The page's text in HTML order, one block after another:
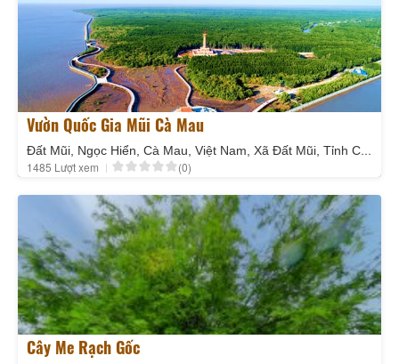
Vườn Quốc Gia Mũi Cà Mau
Đất Mũi, Ngọc Hiển, Cà Mau, Việt Nam, Xã Đất Mũi, Tỉnh Cà Mau
1485 Lượt xem
(0)
Cây Me Rạch Gốc